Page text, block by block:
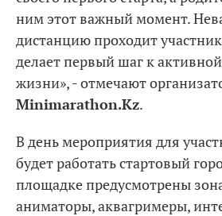
ним этот важный момент.
дистанцию проходит
делает первый шаг к
жизни», - отмечают
Minimarathon.Kz.
В день мероприятия для
будет работать стартовый
площадке предусмотрены
аниматоры, аквагримеры,